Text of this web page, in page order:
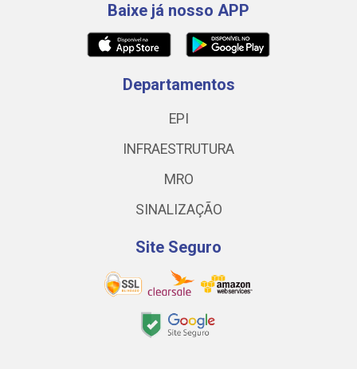
Baixe já nosso APP
Departamentos
EPI
INFRAESTRUTURA
MRO
SINALIZAÇÃO
Site Seguro